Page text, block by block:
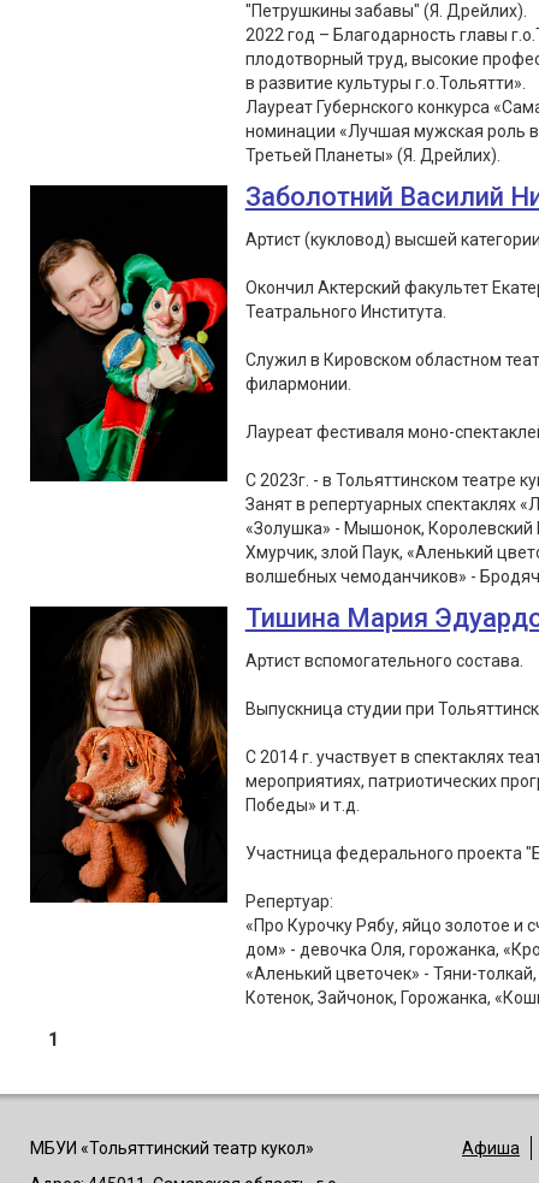
"Петрушкины забавы" (Я. Дрейлих).
2022 год – Благодарность главы
плодотворный труд, высокие
в развитие культуры г.о.Тольятти».
Лауреат Губернского конкурса
номинации «Лучшая мужская роль в
Третьей Планеты» (Я. Дрейлих).
Заболотний Василий
Артист (кукловод) высшей
Окончил Актерский факультет
Театрального Института.
Служил в Кировском областном
филармонии.
Лауреат фестиваля моно-
С 2023г. - в Тольяттинском театре
Занят в репертуарных спектаклях
«Золушка» - Мышонок,
Хмурчик, злой Паук, «Аленький
волшебных чемоданчиков» -
Тишина Мария
Артист вспомогательного состава.
Выпускница студии при
С 2014 г. участвует в спектаклях
мероприятиях, патриотических
Победы» и т.д.
Участница федерального проекта
Репертуар:
«Про Курочку Рябу, яйцо золотое и
дом» - девочка Оля, горожанка,
«Аленький цветочек» - Тяни-
Котенок, Зайчонок, Горожанка,
1
МБУИ «Тольяттинский театр кукол»
Афиша